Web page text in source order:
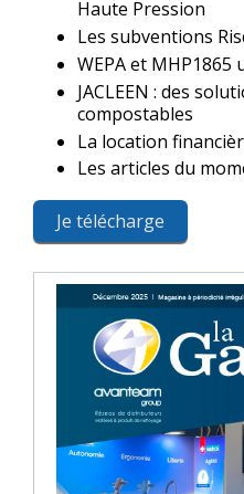
Haute Pression
Les subventions
WEPA et
JACLEEN : des
compostables
La location
Les articles du
Je télécharge